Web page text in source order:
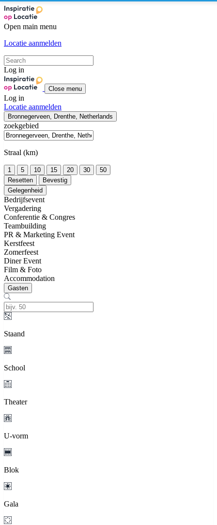
Open main menu
Locatie aanmelden
Log in
Close menu
Log in
Locatie aanmelden
Bronnegerveen, Drenthe, Netherlands
zoekgebied
Straal (km)
1 5 10 15 20 30
50
Resetten
Bevestig
Gelegenheid
Bedrijfsevent
Vergadering
Conferentie & Congres
Teambuilding
PR & Marketing Event
Kerstfeest
Zomerfeest
Diner Event
Film & Foto
Accommodation
Gasten
Staand
School
Theater
U-vorm
Blok
Gala